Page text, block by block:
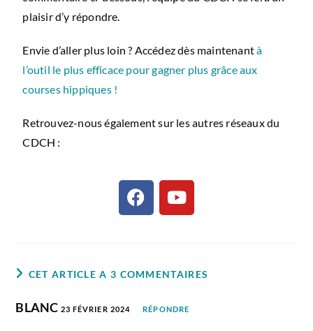
plaisir d’y répondre.
Envie d’aller plus loin ? Accédez dès maintenantà
l’outil le plus efficace pour gagner plus grâce aux
courses hippiques !
Retrouvez-nous également sur les autres réseaux du
CDCH :
CET ARTICLE A 3 COMMENTAIRES
BLANC 23 FÉVRIER 2024 RÉPONDRE